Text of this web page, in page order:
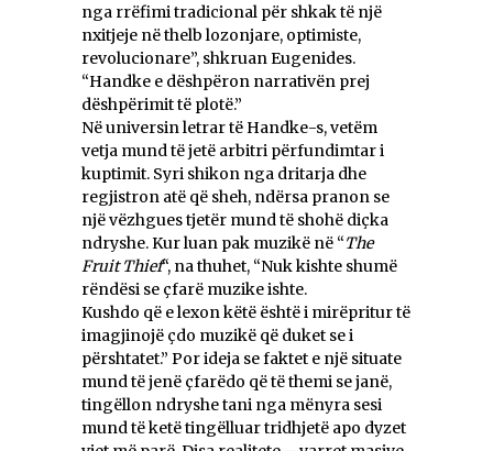
nga rrëfimi tradicional për shkak të një
nxitjeje në thelb lozonjare, optimiste,
revolucionare”, shkruan Eugenides.
“Handke e dëshpëron narrativën prej
dëshpërimit të plotë.”
Në universin letrar të Handke-s, vetëm
vetja mund të jetë arbitri përfundimtar i
kuptimit. Syri shikon nga dritarja dhe
regjistron atë që sheh, ndërsa pranon se
një vëzhgues tjetër mund të shohë diçka
ndryshe. Kur luan pak muzikë në “The
Fruit Thief“, na thuhet, “Nuk kishte shumë
rëndësi se çfarë muzike ishte.
Kushdo që e lexon këtë është i mirëpritur të
imagjinojë çdo muzikë që duket se i
përshtatet.” Por ideja se faktet e një situate
mund të jenë çfarëdo që të themi se janë,
tingëllon ndryshe tani nga mënyra sesi
mund të ketë tingëlluar tridhjetë apo dyzet